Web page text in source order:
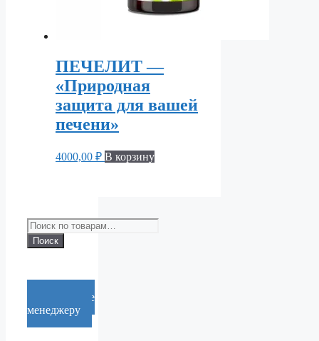
ПЕЧЕЛИТ —
«Природная
защита для вашей
печени»
4000,00 ₽ В корзину
Искать:
Поиск
Cообщение
менеджеру